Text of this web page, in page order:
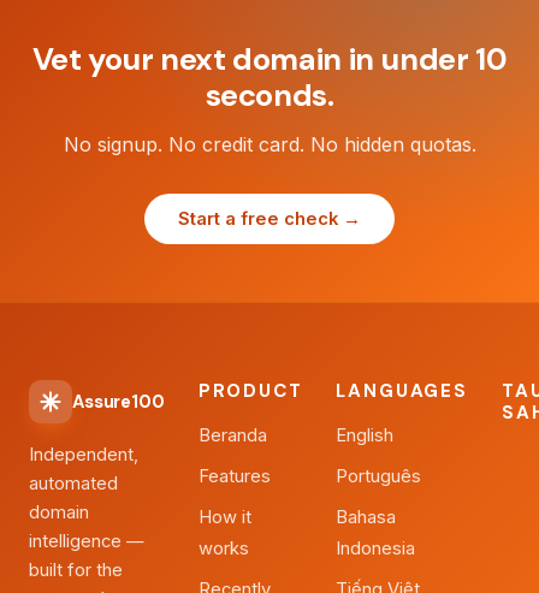
Vet your next domain in under 10
seconds.
No signup. No credit card. No hidden quotas.
Start a free check →
Assure100
Independent,
automated
domain
intelligence —
built for the
PRODUCT
Beranda
Features
How it
works
LANGUAGES
English
Português
Bahasa
Indonesia